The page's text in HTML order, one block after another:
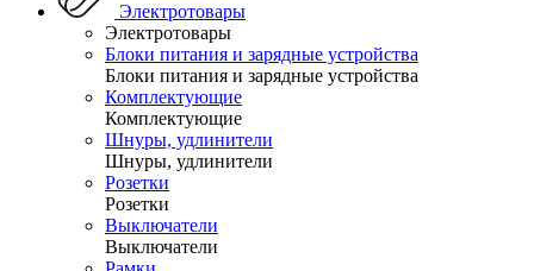
Электротовары
Электротовары
Блоки питания и зарядные устройства
Блоки питания и зарядные устройства
Комплектующие
Комплектующие
Шнуры, удлинители
Шнуры, удлинители
Розетки
Розетки
Выключатели
Выключатели